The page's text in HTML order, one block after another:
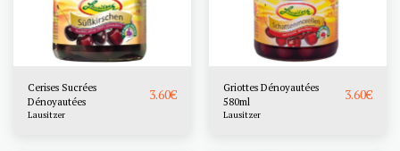
Cerises Sucrées
Dénoyautées
3.60€
Lausitzer
Griottes Dénoyautées
580ml
3.60€
Lausitzer